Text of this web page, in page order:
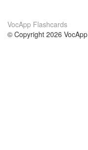
VocApp Flashcards
© Copyright 2026 VocApp